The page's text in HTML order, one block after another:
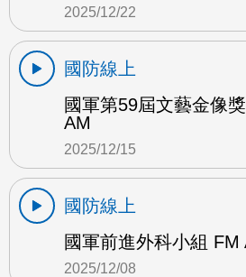
2025/12/22
國防線上
國軍第59屆文藝金像
AM
2025/12/15
國防線上
國軍前進外科小組 FM
2025/12/08